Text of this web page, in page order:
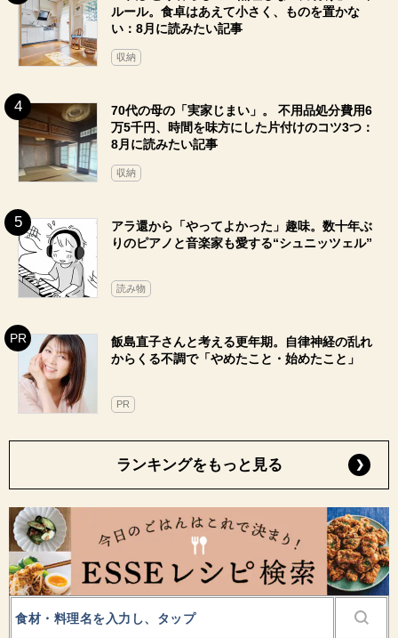
ルール。食卓はあえて小さく、ものを置かな
い：8月に読みたい記事
収納
70代の母の「実家じまい」。 不用品処分費用6
万5千円、時間を味方にした片付けのコツ3つ：
8月に読みたい記事
収納
アラ還から「やってよかった」趣味。数十年ぶ
りのピアノと音楽家も愛する“シュニッツェル”
読み物
飯島直子さんと考える更年期。自律神経の乱れ
からくる不調で「やめたこと・始めたこと」
PR
ランキングをもっと見る